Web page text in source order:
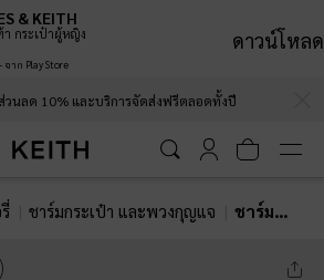
นลด 10% และบริการจัดส่งฟรีตลอดทั้งปี
ชาร์มกระเป๋า และพวงกุญแจ ชาร์มรูปโลมารุ่น Delfina
& KEITH
า กระเป๋าผู้หญิง
าก Play Store
ดาวน์โหลด